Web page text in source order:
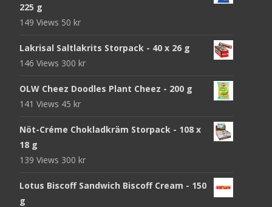
225 g
149 Views 50 kr
Lakrisal Saltlakrits Storpack - 40 x 26 g
146 Views 300 kr
OLW Cheez Doodles Plant Cheez - 200 g
141 Views 45 kr
Nöt-Créme Chokladkräm Storpack - 108 x
18 g
139 Views 300 kr
Lotus Biscoff Sandwich Biscoff Cream - 150
g